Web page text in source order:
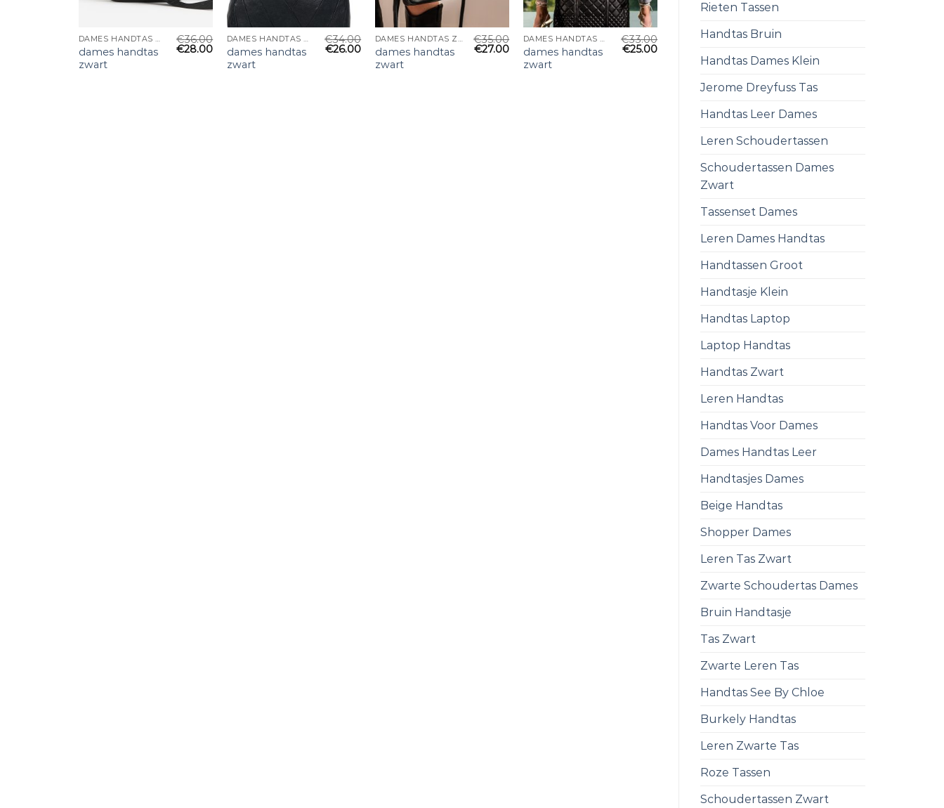
Rieten Tassen
Handtas Bruin
Handtas Dames Klein
Jerome Dreyfuss Tas
Handtas Leer Dames
Leren Schoudertassen
Schoudertassen Dames
Zwart
Tassenset Dames
Leren Dames Handtas
Handtassen Groot
Handtasje Klein
Handtas Laptop
Laptop Handtas
Handtas Zwart
Leren Handtas
Handtas Voor Dames
Dames Handtas Leer
Handtasjes Dames
Beige Handtas
Shopper Dames
Leren Tas Zwart
Zwarte Schoudertas Dames
Bruin Handtasje
Tas Zwart
Zwarte Leren Tas
Handtas See By Chloe
Burkely Handtas
Leren Zwarte Tas
Roze Tassen
Schoudertassen Zwart
DAMES HANDTAS ZWART
dames handtas
zwart
€36.00
€28.00
DAMES HANDTAS ZWART
dames handtas
zwart
€34.00
€26.00
DAMES HANDTAS ZWART
dames handtas
zwart
€35.00
€27.00
DAMES HANDTAS ZWART
dames handtas
zwart
€33.00
€25.00